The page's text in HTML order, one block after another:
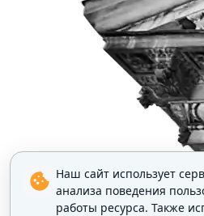
Наш сайт использует
анализа поведения
работы ресурса. Также